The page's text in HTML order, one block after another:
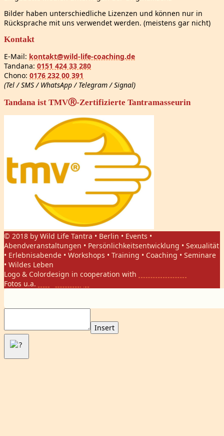
Bilder haben unterschiedliche Lizenzen und können nur in
Rücksprache mit uns verwendet werden. (meistens gar nicht)
Kontakt
E-Mail: kontakt@wild-life-coaching.de
Tandana: 0151 424 33 280
Chono: 0176 232 00 391
(Tel / SMS / WhatsApp / Telegram / Signal)
Tandana ist TMVⓇ-Zertifizierte Tantramasseurin
© 2018 by Wild Life Tantra • Berlin • Events •
Abendveranstaltungen • Persönlichkeitsentwicklung • Sexualität
• Erlebnisabende • Workshops • Training • Coaching • Seminare
• Wildes Leben
Logo & Colordesign in cooperation with
Fotos u.a.
Insert